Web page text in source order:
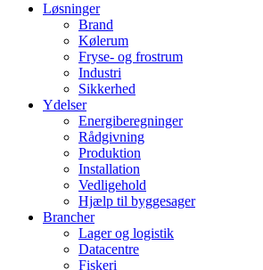
Løsninger
Brand
Kølerum
Fryse- og frostrum
Industri
Sikkerhed
Ydelser
Energiberegninger
Rådgivning
Produktion
Installation
Vedligehold
Hjælp til byggesager
Brancher
Lager og logistik
Datacentre
Fiskeri